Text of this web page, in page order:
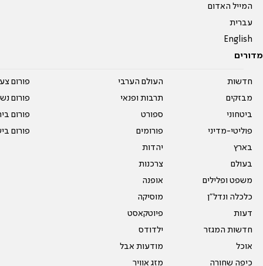
המייל האדום
עברית
English
מדורים
חדשות
מבזקים
ביטחוני
פוליטי-מדיני
בארץ
בעולם
משפט ופלילים
כלכלה ונדל"ן
דעות
חדשות המגזר
אוכל
כיפה שחורה
העולם הערבי
תרבות ופנאי
ספורט
פורומים
יהדות
צרכנות
אופנה
מוסיקה
פיוטקאסט
ילדודס
מודעות אבל
מזג אוויר
פורום
פורום
פורום
פורום